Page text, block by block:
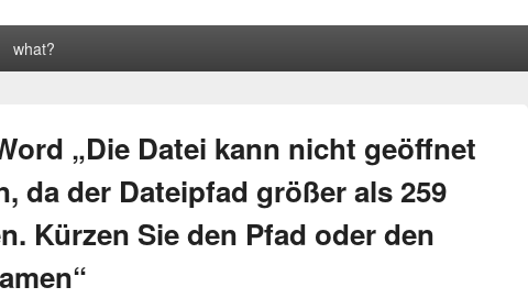
what?
„Die Datei kann nicht geöffnet
da der Dateipfad größer als 259
Kürzen Sie den Pfad oder den